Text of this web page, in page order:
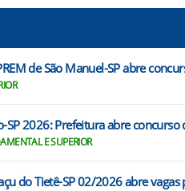
de São Manuel-SP abre
SP 2026: Prefeitura abre
E SUPERIOR
do Tietê-SP 02/2026 abre